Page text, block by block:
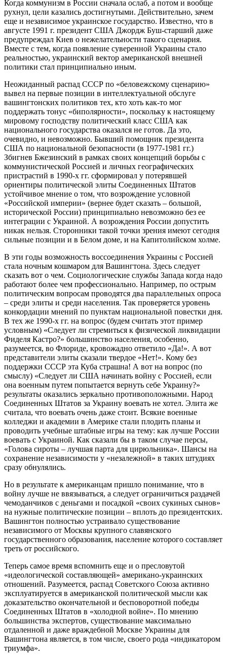
Когда коммунизм в России сначала ослаб, а потом и вообще
рухнул, цели казались достигнутыми. Действительно, зачем
еще и независимое украинское государство. Известно, что в
августе 1991 г. президент США Джордж Буш-старший даже
предупреждал Киев о нежелательности такого сценария.
Вместе с тем, когда появление суверенной Украины стало
реальностью, украинский вектор американской внешней
политики стал принципиально иным.
Неожиданный распад СССР по «беловежскому сценарию»
вывел на первые позиции в интеллектуальной обслуге
вашингтонских политиков тех, кто хоть как-то мог
поддержать тонус «биполярности», поскольку к настоящему
мировому господству политический класс США как
национального государства оказался не готов. Да это,
очевидно, и невозможно. Бывший помощник президента
США по национальной безопасности (в 1977-1981 гг.)
Збигнев Бжезинский в рамках своих концепций борьбы с
коммунистической Россией и личных географических
пристрастий в 1990-х гг. сформировал у потерявшей
ориентиры политической элиты Соединенных Штатов
устойчивое мнение о том, что возрождение условной
«Российской империи» (вернее будет сказать – большой,
исторической России) принципиально невозможно без ее
интеграции с Украиной. А возрождения России допустить
никак нельзя. Сторонники такой точки зрения имеют сегодня
сильные позиции и в Белом доме, и на Капитолийском холме.
В эти годы возможность воссоединения Украины с Россией
стала ночным кошмаром для Вашингтона. Здесь следует
сказать вот о чем. Социологические службы Запада когда надо
работают более чем профессионально. Например, по острым
политическим вопросам проводятся два параллельных опроса
– среди элиты и среди населения. Так проверяется уровень
конкордации мнений по пунктам национальной повестки дня.
В тех же 1990-х гг. на вопрос (будем считать этот пример
условным) «Следует ли стремиться к физической ликвидации
Фиделя Кастро?» большинство населения, особенно,
разумеется, во Флориде, кровожадно ответило «Да!». А вот
представители элиты сказали твердое «Нет!». Кому без
поддержки СССР эта Куба страшна! А вот на вопрос (по
смыслу) «Следует ли США начинать войну с Россией, если
она военным путем попытается вернуть себе Украину?»
результаты оказались зеркально противоположными. Народ
Соединенных Штатов за Украину воевать не хотел. Элита же
считала, что воевать очень даже стоит. Всякие военные
колледжи и академии в Америке стали плодить планы и
проводить учебные штабные игры на тему: как лучше России
воевать с Украиной. Как сказали бы в таком случае персы,
«Голова сироты – лучшая парта для цирюльника». Шансы на
сохранение независимости у «незалежной» в таких штудиях
сразу обнулялись.
Но в результате к американцам пришло понимание, что в
войну лучше не ввязываться, а следует ограничиться раздачей
чемоданчиков с деньгами и посадкой «своих сукиных сынов»
на нужные политические позиции – вплоть до президентских.
Вашингтон полностью устраивало существование
независимого от Москвы крупного славянского
государственного образования, население которого составляет
треть от российского.
Теперь самое время вспомнить еще и о пресловутой
«идеологической составляющей» американо-украинских
отношений. Разумеется, распад Советского Союза активно
эксплуатируется в американской политической мысли как
доказательство окончательной и бесповоротной победы
Соединенных Штатов в «холодной войне». По мнению
большинства экспертов, существование максимально
отдаленной и даже враждебной Москве Украины для
Вашингтона является, в том числе, своего рода «индикатором
триумфа».